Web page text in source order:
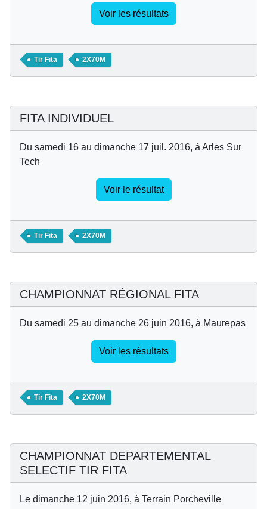
Voir les résultats
Tir Fita 2X70M
FITA INDIVIDUEL
Du samedi 16 au dimanche 17 juil. 2016, à Arles Sur
Tech
Voir le résultat
Tir Fita 2X70M
CHAMPIONNAT RÉGIONAL FITA
Du samedi 25 au dimanche 26 juin 2016, à Maurepas
Voir les résultats
Tir Fita 2X70M
CHAMPIONNAT DEPARTEMENTAL
SELECTIF TIR FITA
Le dimanche 12 juin 2016, à Terrain Porcheville